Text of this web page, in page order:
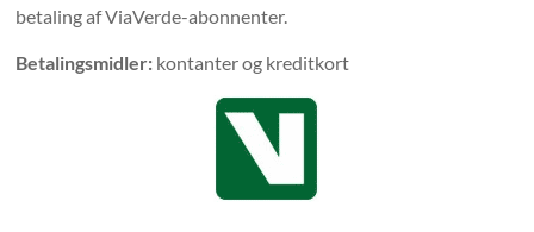
betaling af ViaVerde-abonnenter.
Betalingsmidler: kontanter og kreditkort